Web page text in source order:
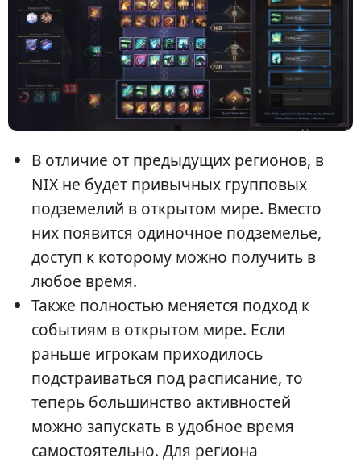
В отличие от предыдущих регионов, в
NIX не будет привычных групповых
подземелий в открытом мире. Вместо
них появится одиночное подземелье,
доступ к которому можно получить в
любое время.
Также полностью меняется подход к
событиям в открытом мире. Если
раньше игрокам приходилось
подстраиваться под расписание, то
теперь большинство активностей
можно запускать в удобное время
самостоятельно. Для региона